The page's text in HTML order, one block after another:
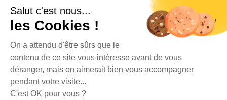
Salut c'est nous...
les Cookies !
On a attendu d'être sûrs que le
contenu de ce site vous intéresse avant de vous
déranger, mais on aimerait bien vous accompagner
pendant votre visite...
C'est OK pour vous ?
La Presse Bisontine, La Presse Pontissalienne et Le journal
C’est à dire sont des éditions du Groupe Publipresse.